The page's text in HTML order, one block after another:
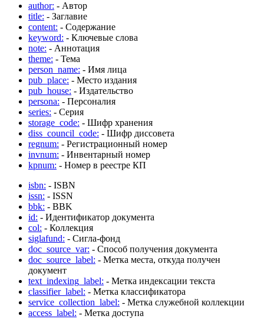
author: - Автор
title: - Заглавие
content: - Содержание
keyword: - Ключевые слова
note: - Аннотация
theme: - Тема
person_name: - Имя лица
pub_place: - Место издания
pub_house: - Издательство
persona: - Персоналия
series: - Серия
storage_code: - Шифр хранения
diss_council_code: - Шифр диссовета
regnum: - Регистрационный номер
invnum: - Инвентарный номер
kpnum: - Номер в реестре КП
isbn: - ISBN
issn: - ISSN
bbk: - BBK
id: - Идентификатор документа
col: - Коллекция
siglafund: - Сигла-фонд
doc_source_var: - Способ получения документа
doc_source_label: - Метка места, откуда получен
документ
text_indexing_label: - Метка индексации текста
classifier_label: - Метка классификатора
service_collection_label: - Метка служебной коллекции
access_label: - Метка доступа